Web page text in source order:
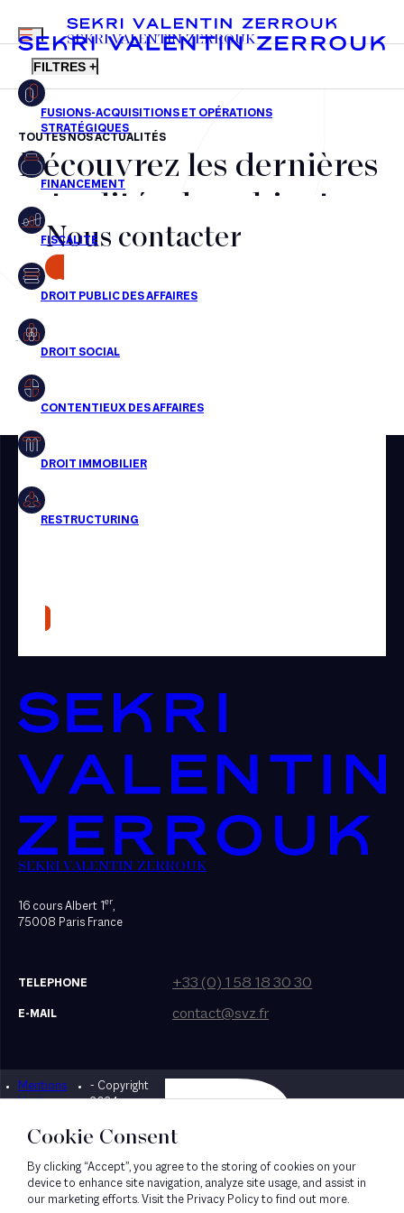
FR EN
MENU
SEKRI VALENTIN ZERROUK
FILTRES +
Fusions-acquisitions et opérations stratégiques
Financement
Fiscalité
Droit public des affaires
Droit social
Droit immobilier
Restructuring
Presse
TOUTES NOS ACTUALITÉS
Découvrez les dernières
actualités du cabinet,
nos récompenses et nos
transactions, jour après
jour
Aucun résultats pour cette recherche
Nous contacter
SEKRI VALENTIN ZERROUK
16 cours Albert 1er,
75008 Paris France
TELEPHONE +33 (0) 1 58 18 30 30
E-MAIL contact@svz.fr
Mentions
légales
- Copyright
2024
Designed by Bonhomme
Cookie Consent
By clicking “Accept”, you agree to the storing of cookies on your
device to enhance site navigation, analyze site usage, and assist in
our marketing efforts. Visit the Privacy Policy to find out more.